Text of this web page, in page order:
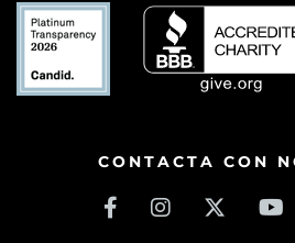
CONTACTA CON